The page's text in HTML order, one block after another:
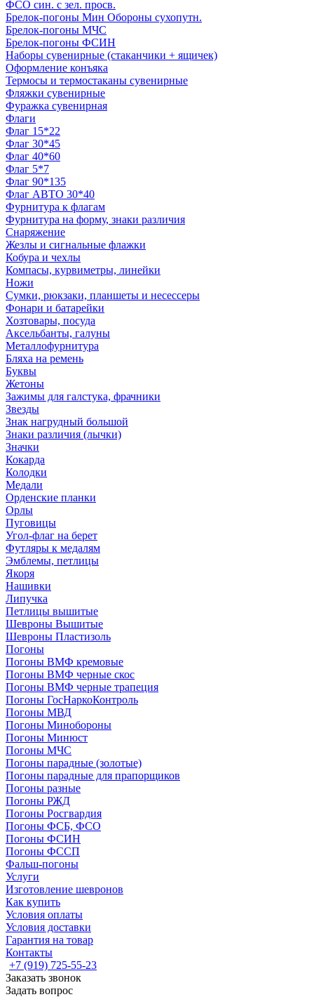
ФСО син. с зел. просв.
Брелок-погоны Мин Обороны сухопутн.
Брелок-погоны МЧС
Брелок-погоны ФСИН
Наборы сувенирные (стаканчики + ящичек)
Оформление конъяка
Термосы и термостаканы сувенирные
Фляжки сувенирные
Фуражка сувенирная
Флаги
Флаг 15*22
Флаг 30*45
Флаг 40*60
Флаг 5*7
Флаг 90*135
Флаг АВТО 30*40
Фурнитура к флагам
Фурнитура на форму, знаки различия
Снаряжение
Жезлы и сигнальные флажки
Кобура и чехлы
Компасы, курвиметры, линейки
Ножи
Сумки, рюкзаки, планшеты и несессеры
Фонари и батарейки
Хозтовары, посуда
Аксельбанты, галуны
Металлофурнитура
Бляха на ремень
Буквы
Жетоны
Зажимы для галстука, фрачники
Звезды
Знак нагрудный большой
Знаки различия (лычки)
Значки
Кокарда
Колодки
Медали
Орденские планки
Орлы
Пуговицы
Угол-флаг на берет
Футляры к медалям
Эмблемы, петлицы
Якоря
Нашивки
Липучка
Петлицы вышитые
Шевроны Вышитые
Шевроны Пластизоль
Погоны
Погоны ВМФ кремовые
Погоны ВМФ черные скос
Погоны ВМФ черные трапеция
Погоны ГосНаркоКонтроль
Погоны МВД
Погоны Минобороны
Погоны Минюст
Погоны МЧС
Погоны парадные (золотые)
Погоны парадные для прапорщиков
Погоны разные
Погоны РЖД
Погоны Росгвардия
Погоны ФСБ, ФСО
Погоны ФСИН
Погоны ФССП
Фальш-погоны
Услуги
Изготовление шевронов
Как купить
Условия оплаты
Условия доставки
Гарантия на товар
Контакты
+7 (919) 725-55-23
Заказать звонок
Задать вопрос